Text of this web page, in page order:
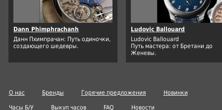
Dann Phimphrachanh
Данн Пхимпрачан: Путь одиночки,
создающего шедевры.
Ludovic Ballouard
Ludovic Ballouard
Путь мастера: от Бретани до
Женевы.
О нас Бренды Горячие предложения Новинки
Часы Б/У Выкуп часов FAQ Новости